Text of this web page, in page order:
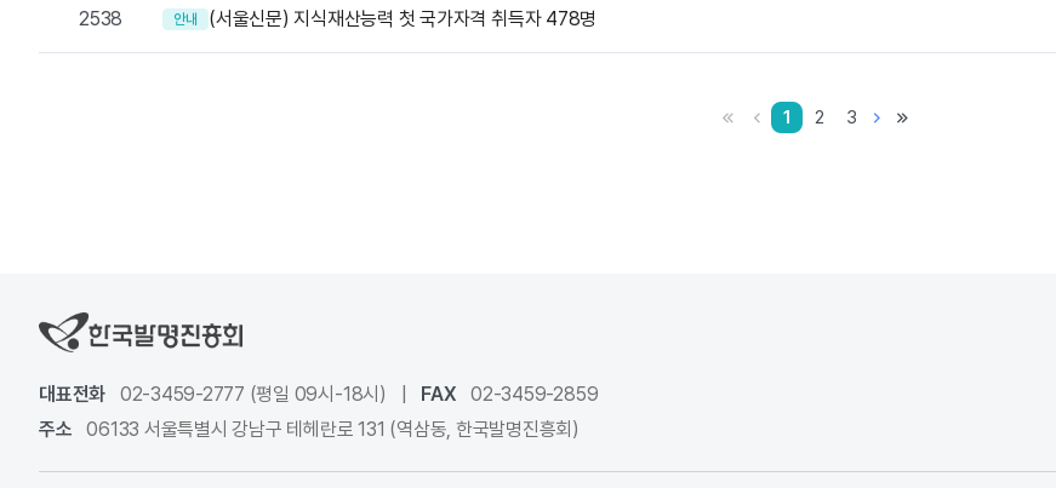
2538 안내 (서울신문) 지식재산능력 첫 국가자격 취득자 478명
ì²« íì´ì§ì´ì  íì´ì§
1 2 3 ë¤ì íì´ì§ë§ì§ë§ íì´ì§
대표전화 02-3459-2777 (평일 09시-18시) FAX
02-3459-2859
주소
06133 서울특별시 강남구 테헤란로 131 (역삼동, 한국발명진흥회)